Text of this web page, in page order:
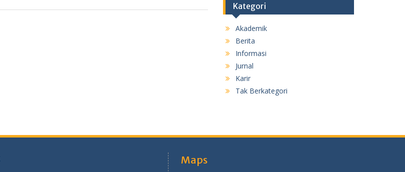
Kategori
Akademik
Berita
Informasi
Jurnal
Karir
Tak Berkategori
Maps